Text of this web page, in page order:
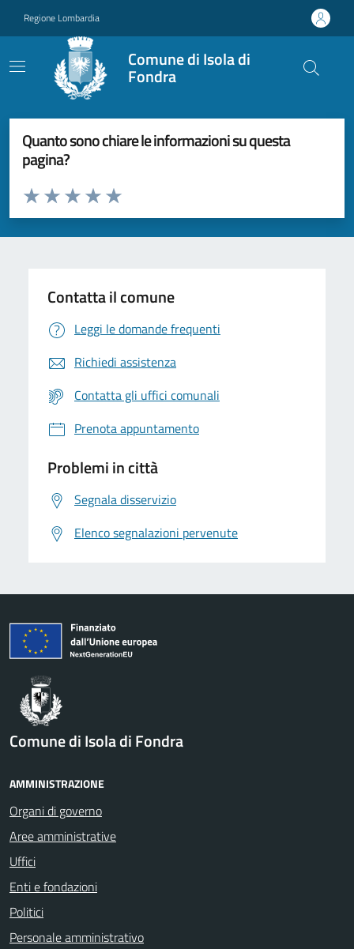
Regione Lombardia
Comune di Isola di
Fondra
Quanto sono chiare le informazioni su questa
pagina?
Valuta da 1 a 5 stelle la pagina
Valuta 5 stelle su 5
Valuta 4 stelle su 5
Valuta 3 stelle su 5
Valuta 2 stelle su 5
Valuta 1 stelle su 5
Contatta il comune
Leggi le domande frequenti
Richiedi assistenza
Contatta gli uffici comunali
Prenota appuntamento
Problemi in città
Segnala disservizio
Elenco segnalazioni pervenute
Comune di Isola di Fondra
AMMINISTRAZIONE
Organi di governo
Aree amministrative
Uffici
Enti e fondazioni
Politici
Personale amministrativo